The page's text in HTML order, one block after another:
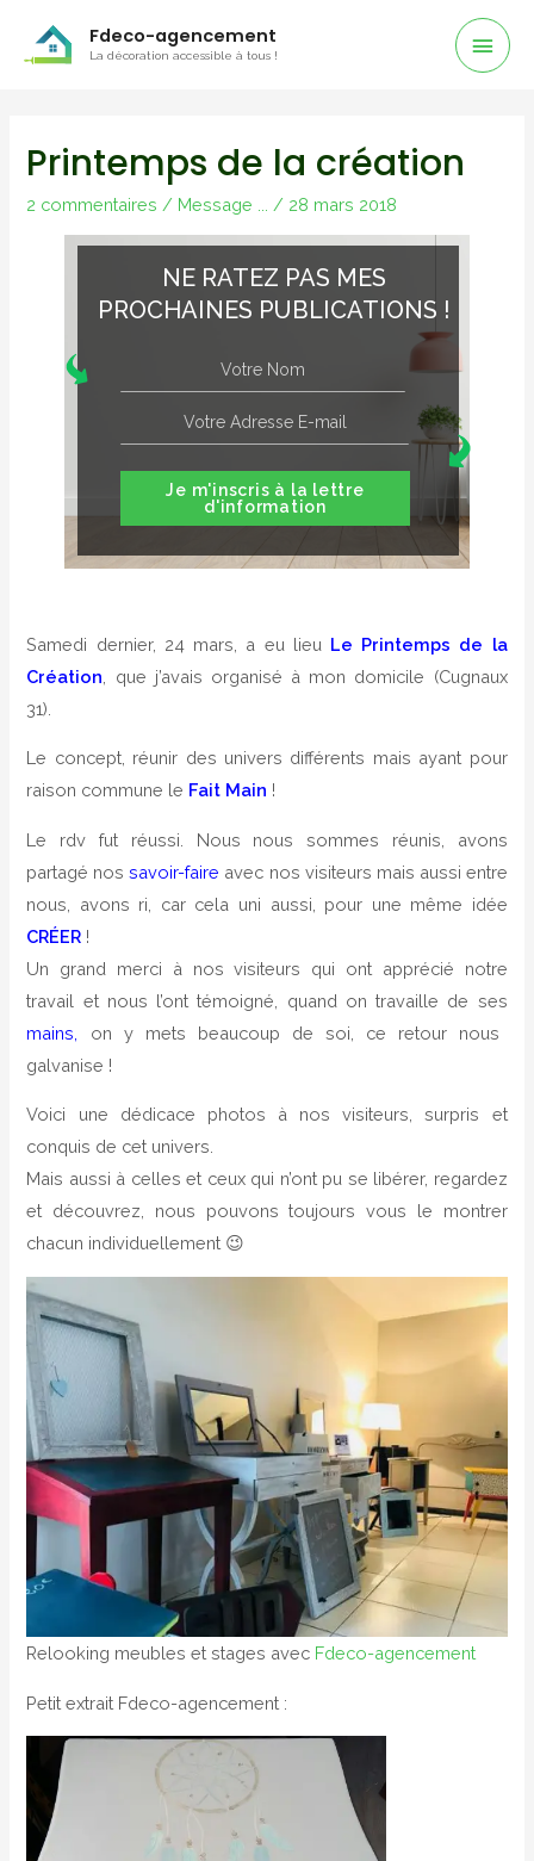
Fdeco-agencement
La décoration accessible à tous !
Printemps de la création
2 commentaires / Message ... / 28 mars 2018
NE RATEZ PAS MES
PROCHAINES PUBLICATIONS !
Je m'inscris à la lettre
d'information
Samedi dernier, 24 mars, a eu lieu Le Printemps de la
Création , que j’avais organisé à mon domicile (Cugnaux
31).
Le concept, réunir des univers différents mais ayant pour
raison commune le Fait Main !
Le rdv fut réussi. Nous nous sommes réunis, avons
partagé nos savoir-faire avec nos visiteurs mais aussi entre
nous, avons ri, car cela uni aussi, pour une même idée
CRÉER !
Un grand merci à nos visiteurs qui ont apprécié notre
travail et nous l’ont témoigné, quand on travaille de ses
mains,
on y mets beaucoup de soi, ce retour nous
galvanise !
Voici une dédicace photos à nos visiteurs, surpris et
conquis de cet univers.
Mais aussi à celles et ceux qui n’ont pu se libérer, regardez
et découvrez, nous pouvons toujours vous le montrer
chacun individuellement 😉
Relooking meubles et stages avec Fdeco-agencement
Petit extrait Fdeco-agencement :